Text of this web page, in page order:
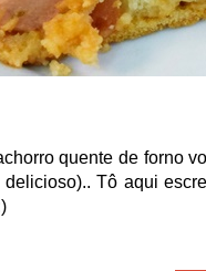
quente de forno
Tô aqui